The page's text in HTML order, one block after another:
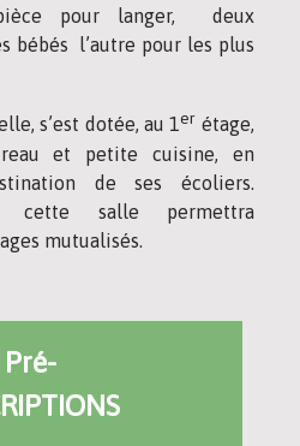
pour langer, deux
bébés l’autre pour les plus
s’est dotée, au 1er étage,
et petite cuisine, en
de ses écoliers.
cette salle permettra
mutualisés.
Pré-